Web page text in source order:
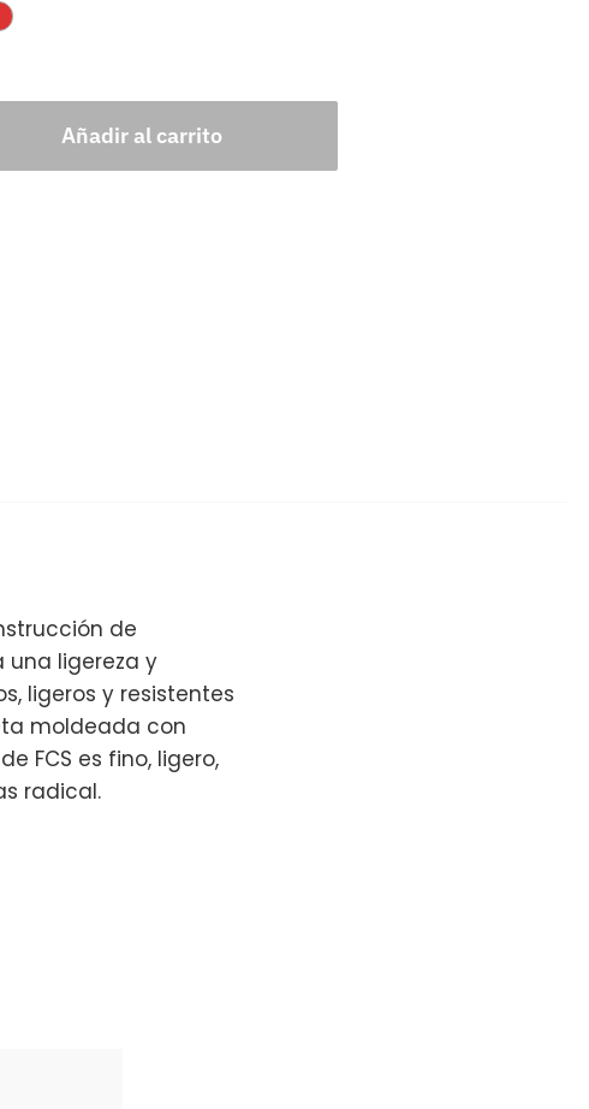
Añadir al carrito
de
una ligereza y
ligeros y resistentes
moldeada con
FCS es fino, ligero,
radical.